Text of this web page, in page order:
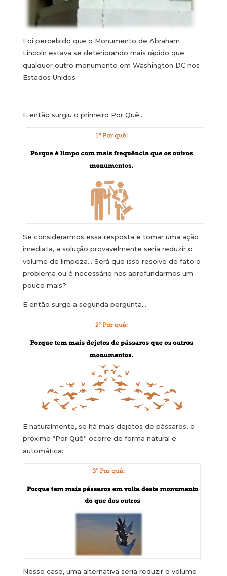
Foi percebido que o Monumento de Abraham
Lincoln estava se deteriorando mais rápido que
qualquer outro monumento em Washington DC nos
Estados Unidos
E então surgiu o primeiro Por Quê…
Se considerarmos essa resposta e tomar uma ação
imediata, a solução provavelmente seria reduzir o
volume de limpeza… Será que isso resolve de fato o
problema ou é necessário nos aprofundarmos um
pouco mais?
E então surge a segunda pergunta…
E naturalmente, se há mais dejetos de pássaros, o
próximo “Por Quê” ocorre de forma natural e
automática:
Nesse caso, uma alternativa seria reduzir o volume